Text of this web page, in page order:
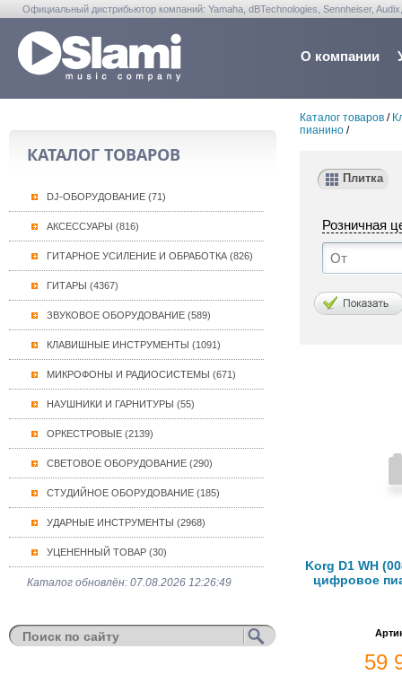
Официальный дистрибьютор компаний: Yamaha, dBTechnologies, Sennheiser,
О компании
КАТАЛОГ ТОВАРОВ
DJ-ОБОРУДОВАНИЕ (71)
АКСЕССУАРЫ (816)
ГИТАРНОЕ УСИЛЕНИЕ И ОБРАБОТКА (826)
ГИТАРЫ (4367)
ЗВУКОВОЕ ОБОРУДОВАНИЕ (589)
КЛАВИШНЫЕ ИНСТРУМЕНТЫ (1091)
МИКРОФОНЫ И РАДИОСИСТЕМЫ (671)
НАУШНИКИ И ГАРНИТУРЫ (55)
ОРКЕСТРОВЫЕ (2139)
СВЕТОВОЕ ОБОРУДОВАНИЕ (290)
СТУДИЙНОЕ ОБОРУДОВАНИЕ (185)
УДАРНЫЕ ИНСТРУМЕНТЫ (2968)
УЦЕНЕННЫЙ ТОВАР (30)
Каталог обновлён: 07.08.2026 12:26:49
Каталог товаров/
пианино/
Плитка
Розничная
Korg D1 WH
цифровое
59